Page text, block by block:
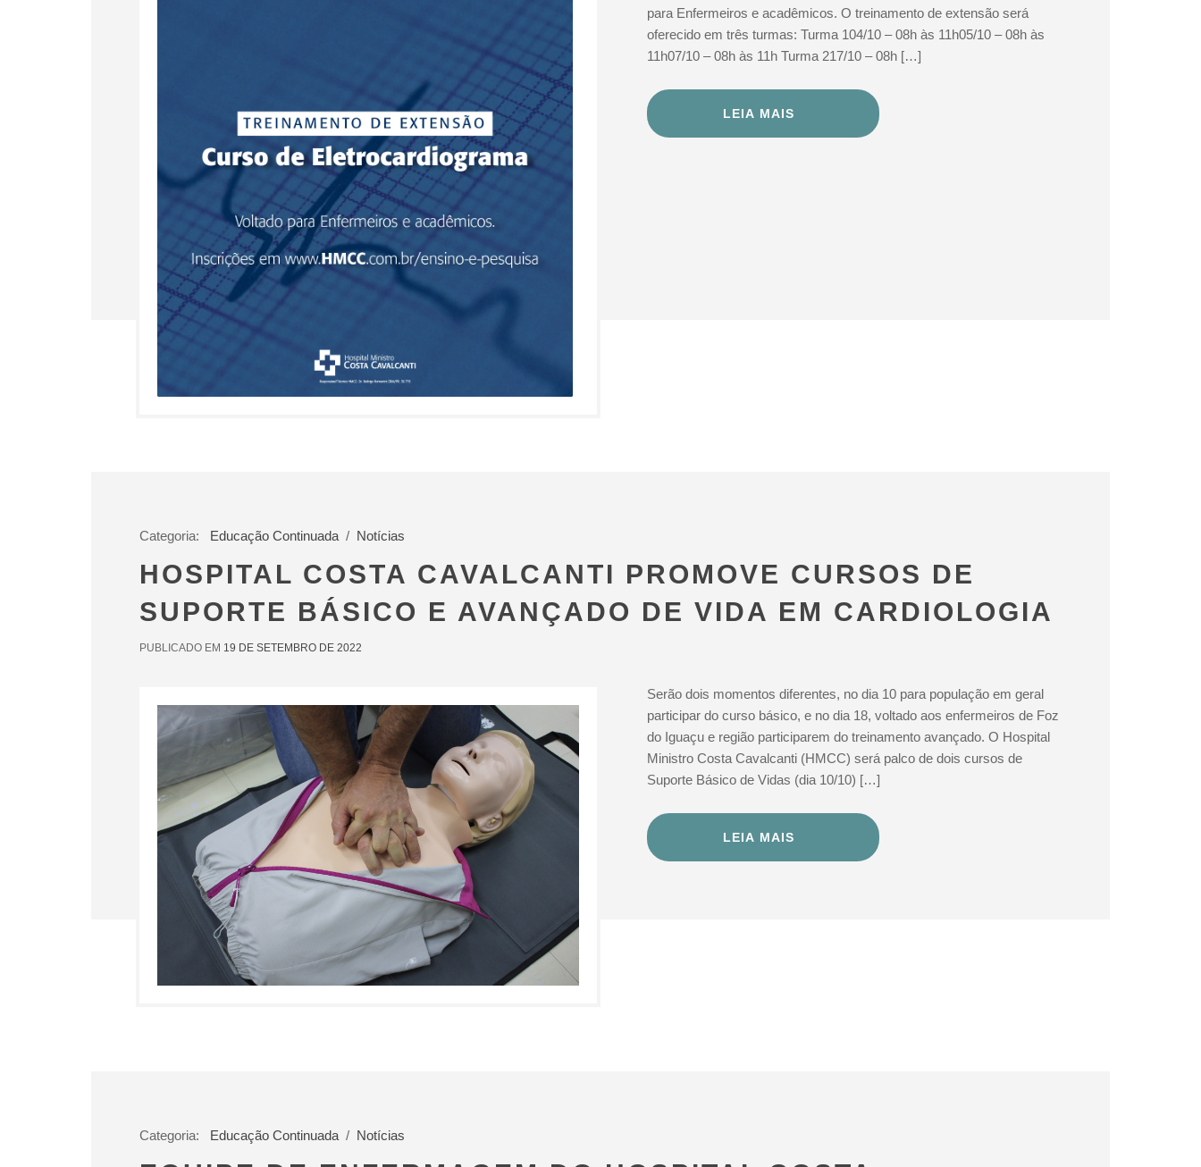
para Enfermeiros e acadêmicos. O treinamento de extensão será
oferecido em três turmas: Turma 104/10 – 08h às 11h05/10 – 08h às
11h07/10 – 08h às 11h Turma 217/10 – 08h […]
LEIA MAIS
Categoria: Educação Continuada / Notícias
HOSPITAL COSTA CAVALCANTI PROMOVE CURSOS DE
SUPORTE BÁSICO E AVANÇADO DE VIDA EM CARDIOLOGIA
PUBLICADO EM 19 DE SETEMBRO DE 2022
Serão dois momentos diferentes, no dia 10 para população em geral
participar do curso básico, e no dia 18, voltado aos enfermeiros de Foz
do Iguaçu e região participarem do treinamento avançado. O Hospital
Ministro Costa Cavalcanti (HMCC) será palco de dois cursos de
Suporte Básico de Vidas (dia 10/10) […]
LEIA MAIS
Categoria: Educação Continuada / Notícias